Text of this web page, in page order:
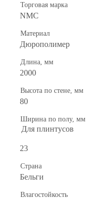
Торговая марка
NMC
Материал
Дюрополимер
Длина, мм
2000
Высота по стене, мм
80
Ширина по полу, мм
Для плинтусов
23
Страна
Бельги
Влагостойкость